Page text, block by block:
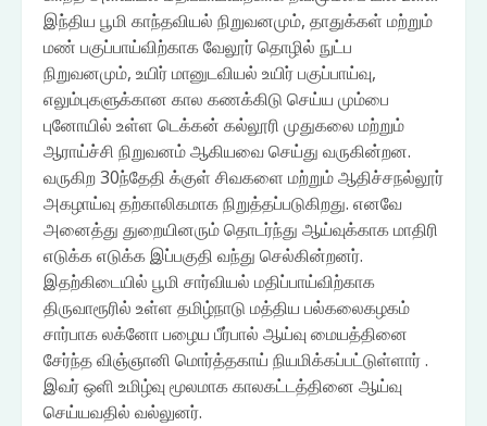
இந்திய பூமி காந்தவியல் நிறுவனமும், தாதுக்கள் மற்றும்
மண் பகுப்பாய்விற்காக வேலூர் தொழில் நுட்ப
நிறுவனமும், உயிர் மானுடவியல் உயிர் பகுப்பாய்வு,
எலும்புகளுக்கான கால கணக்கிடு செய்ய மும்பை
புனோயில் உள்ள டெக்கன் கல்லூரி முதுகலை மற்றும்
ஆராய்ச்சி நிறுவனம் ஆகியவை செய்து வருகின்றன.
வருகிற 30ந்தேதி க்குள் சிவகளை மற்றும் ஆதிச்சநல்லூர்
அகழாய்வு தற்காலிகமாக நிறுத்தப்படுகிறது. எனவே
அனைத்து துறையினரும் தொடர்ந்து ஆய்வுக்காக மாதிரி
எடுக்க எடுக்க இப்பகுதி வந்து செல்கின்றனர்.
இதற்கிடையில் பூமி சார்வியல் மதிப்பாய்விற்காக
திருவாரூரில் உள்ள தமிழ்நாடு மத்திய பல்கலைகழகம்
சார்பாக லக்னோ பழைய பீர்பால் ஆய்வு மையத்தினை
சேர்ந்த விஞ்ஞானி மொர்த்தகாய் நியமிக்கப்பட்டுள்ளார் .
இவர் ஒளி உமிழ்வு மூலமாக காலகட்டத்தினை ஆய்வு
செய்யவதில் வல்லுனர்.